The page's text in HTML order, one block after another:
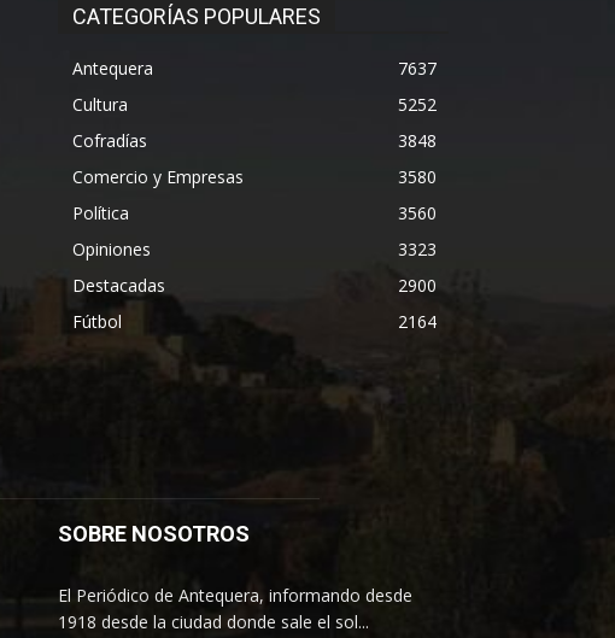
CATEGORÍAS POPULARES
Antequera
7637
Cultura
5252
Cofradías
3848
Comercio y Empresas
3580
Política
3560
Opiniones
3323
Destacadas
2900
Fútbol
2164
SOBRE NOSOTROS
El Periódico de Antequera, informando desde
1918 desde la ciudad donde sale el sol...